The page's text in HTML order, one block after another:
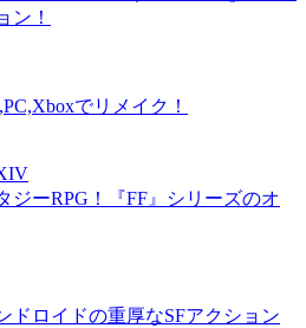
ン！
でリメイク！
ジーRPG！『FF』シリーズのオ
ドロイドの重厚なSFアクション